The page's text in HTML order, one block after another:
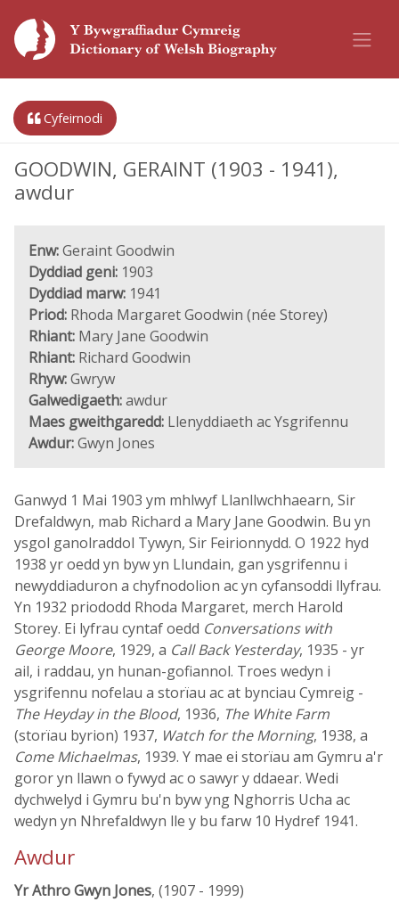
Cyfeirnodi
GOODWIN, GERAINT (1903 - 1941),
awdur
Enw:Geraint Goodwin
Dyddiad geni: 1903
Dyddiad marw: 1941
Priod: Rhoda Margaret Goodwin (née Storey)
Rhiant: Mary Jane Goodwin
Rhiant: Richard Goodwin
Rhyw:Gwryw
Galwedigaeth:awdur
Maes gweithgaredd: Llenyddiaeth ac Ysgrifennu
Awdur:Gwyn Jones
Ganwyd 1 Mai 1903 ym mhlwyf Llanllwchhaearn, Sir
Drefaldwyn, mab Richard a Mary Jane Goodwin. Bu yn
ysgol ganolraddol Tywyn, Sir Feirionnydd. O 1922 hyd
1938 yr oedd yn byw yn Llundain, gan ysgrifennu i
newyddiaduron a chyfnodolion ac yn cyfansoddi llyfrau.
Yn 1932 priododd Rhoda Margaret, merch Harold
Storey. Ei lyfrau cyntaf oedd Conversations with
George Moore, 1929, a Call Back Yesterday, 1935 - yr
ail, i raddau, yn hunan-gofiannol. Troes wedyn i
ysgrifennu nofelau a storïau ac at bynciau Cymreig -
The Heyday in the Blood, 1936, The White Farm
(storïau byrion) 1937, Watch for the Morning, 1938, a
Come Michaelmas, 1939. Y mae ei storïau am Gymru a'r
goror yn llawn o fywyd ac o sawyr y ddaear. Wedi
dychwelyd i Gymru bu'n byw yng Nghorris Ucha ac
wedyn yn Nhrefaldwyn lle y bu farw 10 Hydref 1941.
Awdur
Yr Athro Gwyn Jones, (1907 - 1999)